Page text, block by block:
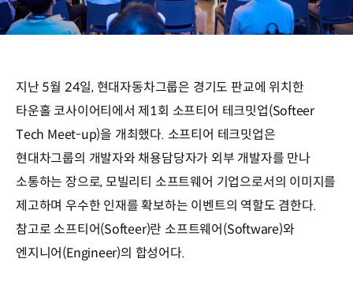
지난 5월 24일, 현대자동차그룹은 경기도 판교에 위치한
타운홀 코사이어티에서 제1회 소프티어 테크밋업(Softeer
Tech Meet-up)을 개최했다. 소프티어 테크밋업은
현대차그룹의 개발자와 채용담당자가 외부 개발자를 만나
소통하는 장으로, 모빌리티 소프트웨어 기업으로서의 이미지를
제고하며 우수한 인재를 확보하는 이벤트의 역할도 겸한다.
참고로 소프티어(Softeer)란 소프트웨어(Software)와
엔지니어(Engineer)의 합성어다.